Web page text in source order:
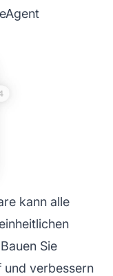
kann alle
Sie
und verbessern